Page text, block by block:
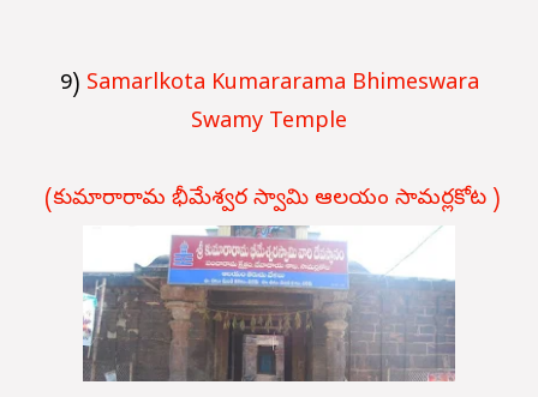
9) Samarlkota Kumararama Bhimeswara
Swamy Temple
(కుమారారామ భీమేశ్వర స్వామి ఆలయం సామర్లకోట )